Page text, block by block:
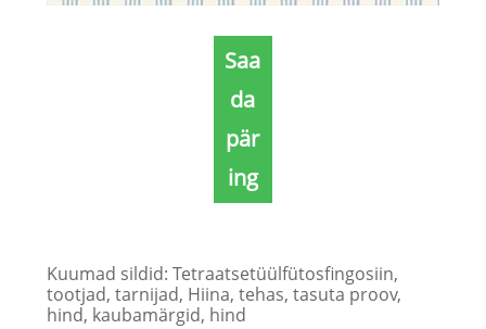
Saa
da
pär
ing
Kuumad sildid: Tetraatsetüülfütosfingosiin,
tootjad, tarnijad, Hiina, tehas, tasuta proov,
hind, kaubamärgid, hind